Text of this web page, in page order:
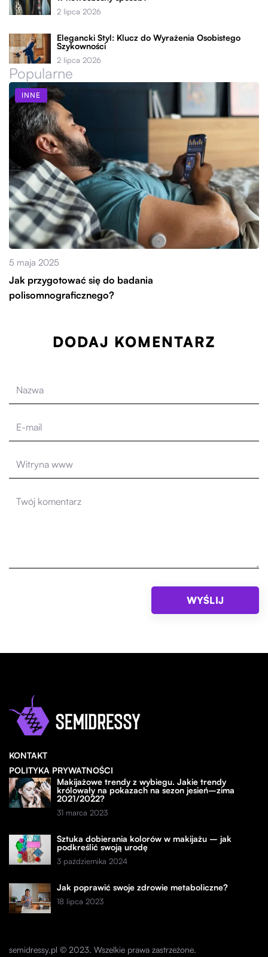
2 lipca 2026
Elegancki Styl: Klucz do Wyrażenia Osobistego
Szykowności
2 lipca 2026
Popularne
INNE
5 maja 2025
Jak przygotować się do badania
polisomnograficznego?
DODAJ KOMENTARZ
KONTAKT
POLITYKA PRYWATNOŚCI
Makijażowe trendy z wybiegu. Jakie trendy
królowały na pokazach na sezon jesień–zima
2021/2022?
31 marca 2023
Sztuka dobierania kolorów w makijażu – jak
podkreślić swoją urodę
3 października 2024
Jak poprawić swoje zdrowie metaboliczne?
18 lipca 2023
semidressy.pl © 2023. Wszelkie prawa zastrzeżone.